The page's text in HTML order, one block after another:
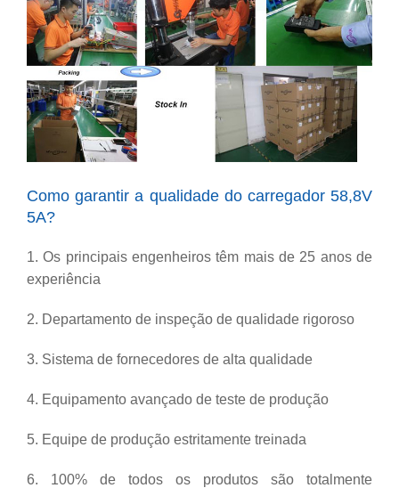
Como garantir a qualidade do carregador 58,8V
5A?
1. Os principais engenheiros têm mais de 25 anos de
experiência
2. Departamento de inspeção de qualidade rigoroso
3. Sistema de fornecedores de alta qualidade
4. Equipamento avançado de teste de produção
5. Equipe de produção estritamente treinada
6. 100% de todos os produtos são totalmente